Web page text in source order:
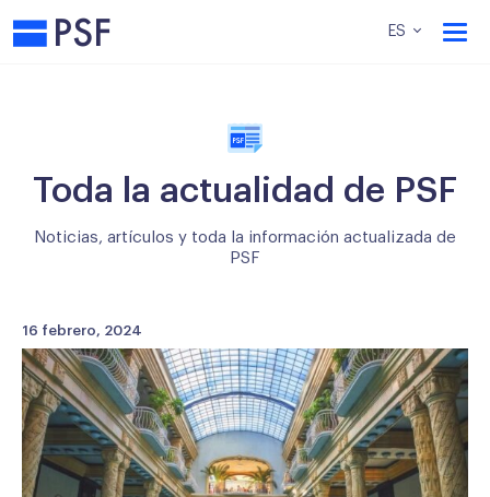
PSF ES
Toda la actualidad de PSF
Noticias, artículos y toda la información actualizada de
PSF
16 febrero, 2024